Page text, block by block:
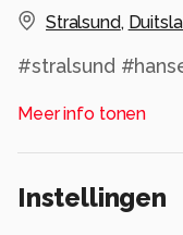
Stralsund,
#stralsund
Meer info tonen
Instellingen